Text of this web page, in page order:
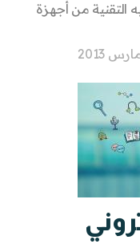
التقنية من أجهزة